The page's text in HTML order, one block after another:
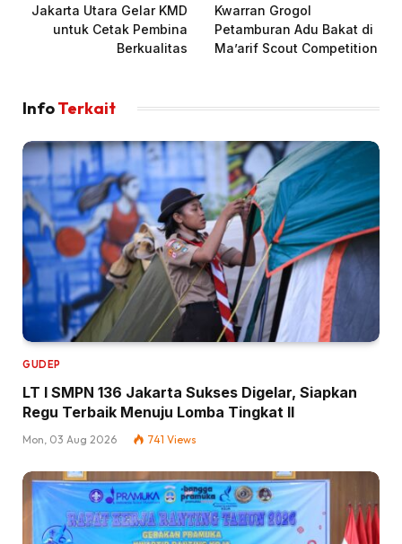
Jakarta Utara Gelar KMD
untuk Cetak Pembina
Berkualitas
Kwarran Grogol
Petamburan Adu Bakat di
Ma’arif Scout Competition
InfoTerkait
GUDEP
LT I SMPN 136 Jakarta Sukses Digelar, Siapkan
Regu Terbaik Menuju Lomba Tingkat II
Mon, 03 Aug 2026 741 Views